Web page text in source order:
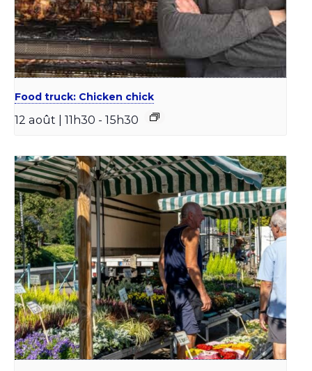
Food truck: Chicken chick
12 août | 11h30 - 15h30